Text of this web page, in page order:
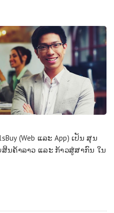
(Web ແລ​ະ App) ເປັນ ສຸນ​
ນ​ຄ້າ​ລາວ ແລະ ກ້າວ​ສູ່​ສາ​ກົນ ໃນ​